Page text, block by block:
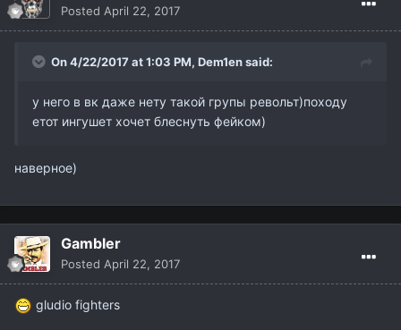
Posted April 22, 2017
On 4/22/2017 at 1:03 PM, Dem1ensaid:
у него в вк даже нету такой групы револьт)походу
етот ингушет хочет блеснуть фейком)
наверное)
Gambler
Posted April 22, 2017
gludio fighters